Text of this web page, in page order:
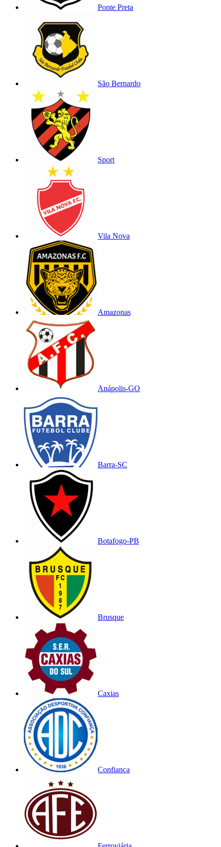
Ponte Preta
São Bernardo
Sport
Vila Nova
Amazonas
Anápolis-GO
Barra-SC
Botafogo-PB
Brusque
Caxias
Confiança